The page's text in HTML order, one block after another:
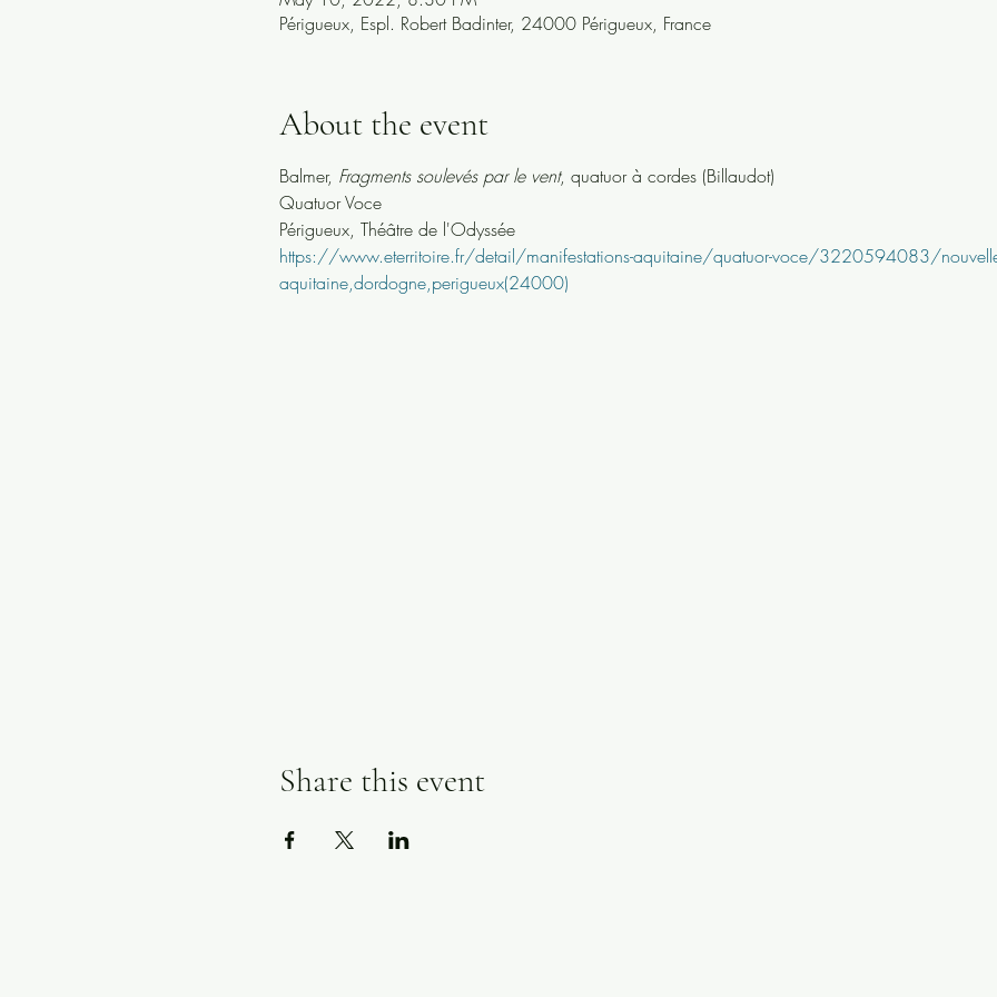
Périgueux, Espl. Robert Badinter, 24000 Périgueux, France
About the event
Balmer, Fragments soulevés par le vent, quatuor à cordes (Billaudot)
Quatuor Voce
Périgueux, Théâtre de l'Odyssée
https://www.eterritoire.fr/detail/manifestations-aquitaine/quatuor-voce/3220594083/
aquitaine,dordogne,perigueux(24000)
Share this event